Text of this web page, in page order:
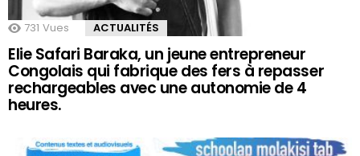
731 Vues ACTUALITÉS
Elie Safari Baraka, un jeune entrepreneur
Congolais qui fabrique des fers à repasser
rechargeables avec une autonomie de 4
heures.